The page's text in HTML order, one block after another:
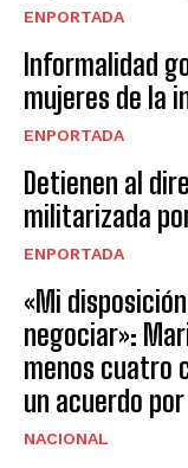
ENPORTADA
Informalidad
mujeres de la
ENPORTADA
Detienen al
militarizada
ENPORTADA
«Mi
negociar»:
menos cuatro
un acuerdo
NACIONAL